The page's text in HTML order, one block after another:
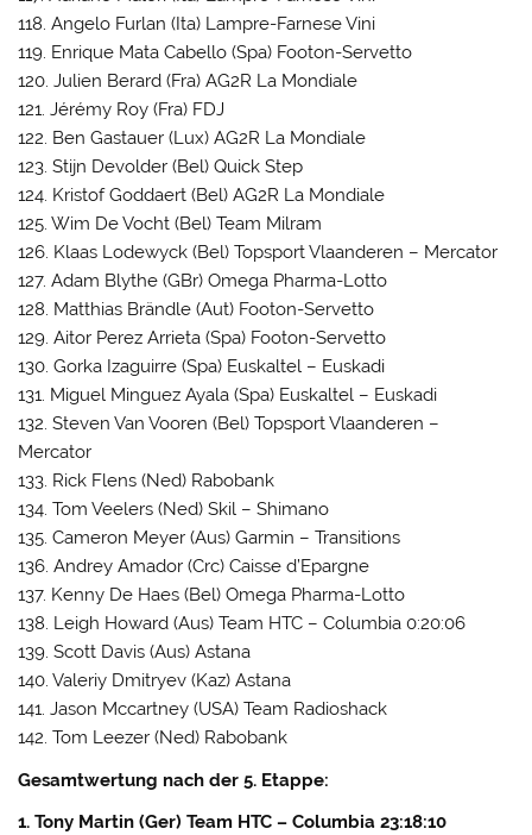
118. Angelo Furlan (Ita) Lampre-Farnese Vini
119. Enrique Mata Cabello (Spa) Footon-Servetto
120. Julien Berard (Fra) AG2R La Mondiale
121. Jérémy Roy (Fra) FDJ
122. Ben Gastauer (Lux) AG2R La Mondiale
123. Stijn Devolder (Bel) Quick Step
124. Kristof Goddaert (Bel) AG2R La Mondiale
125. Wim De Vocht (Bel) Team Milram
126. Klaas Lodewyck (Bel) Topsport Vlaanderen – Mercator
127. Adam Blythe (GBr) Omega Pharma-Lotto
128. Matthias Brändle (Aut) Footon-Servetto
129. Aitor Perez Arrieta (Spa) Footon-Servetto
130. Gorka Izaguirre (Spa) Euskaltel – Euskadi
131. Miguel Minguez Ayala (Spa) Euskaltel – Euskadi
132. Steven Van Vooren (Bel) Topsport Vlaanderen –
Mercator
133. Rick Flens (Ned) Rabobank
134. Tom Veelers (Ned) Skil – Shimano
135. Cameron Meyer (Aus) Garmin – Transitions
136. Andrey Amador (Crc) Caisse d’Epargne
137. Kenny De Haes (Bel) Omega Pharma-Lotto
138. Leigh Howard (Aus) Team HTC – Columbia 0:20:06
139. Scott Davis (Aus) Astana
140. Valeriy Dmitryev (Kaz) Astana
141. Jason Mccartney (USA) Team Radioshack
142. Tom Leezer (Ned) Rabobank
Gesamtwertung nach der 5. Etappe:
1. Tony Martin (Ger) Team HTC – Columbia 23:18:10